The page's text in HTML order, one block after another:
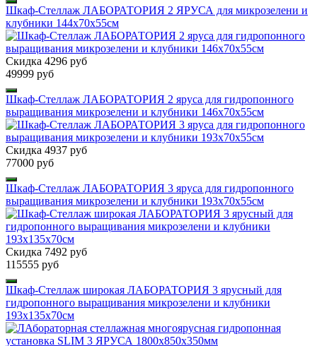
Шкаф-Стеллаж ЛАБОРАТОРИЯ 2 ЯРУСА для микрозелени и
клубники 144х70х55см
Скидка 4296 руб
49999 руб
Шкаф-Стеллаж ЛАБОРАТОРИЯ 2 яруса для гидропонного
выращивания микрозелени и клубники 146х70х55см
Скидка 4937 руб
77000 руб
Шкаф-Стеллаж ЛАБОРАТОРИЯ 3 яруса для гидропонного
выращивания микрозелени и клубники 193х70х55см
Скидка 7492 руб
115555 руб
Шкаф-Стеллаж широкая ЛАБОРАТОРИЯ 3 ярусный для
гидропонного выращивания микрозелени и клубники
193х135х70см